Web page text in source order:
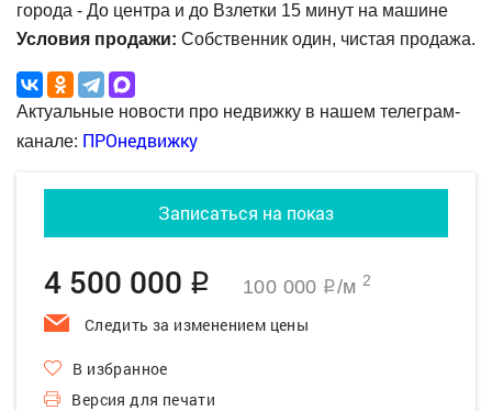
города - До центра и до Взлетки 15 минут на машине
Условия продажи: Собственник один, чистая продажа.
Актуальные новости про недвижку в нашем телеграм-
канале: ПРОнедвижку
Записаться на показ
4 500 000 q 100 000 q/м 2
Следить за изменением цены
В избранное
Версия для печати